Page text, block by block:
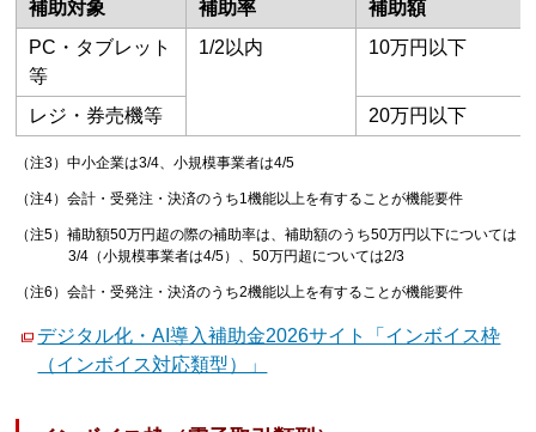
補助対象 補助率
補助額
PC・タブレット
等
1/2以内 10万円以下
レジ・券売機等 20万円以下
（注3）中小企業は3/4、小規模事業者は4/5
（注4）会計・受発注・決済のうち1機能以上を有することが機能要件
（注5）補助額50万円超の際の補助率は、補助額のうち50万円以下については
3/4（小規模事業者は4/5）、50万円超については2/3
（注6）会計・受発注・決済のうち2機能以上を有することが機能要件
デジタル化・AI導入補助金2026サイト「インボイス枠
（インボイス対応類型）」